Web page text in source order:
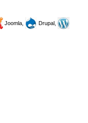
Joomla,
Drupal,